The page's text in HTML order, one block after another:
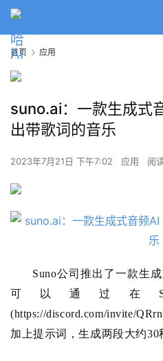
首页 应用
suno.ai：一款生成式
出带歌词的音乐
2023年7月21日 下午7:02 应用 阅
Suno公司推出了一款生
可以通过在
(https://discord.com/invite/
加上提示词，生成两段大约30